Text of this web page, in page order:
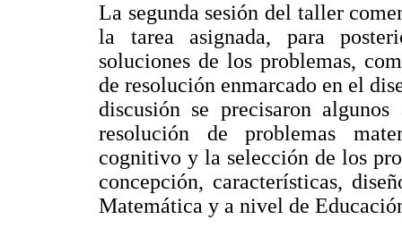
La segunda sesión del taller
la tarea asignada, para
soluciones de los problemas,
de resolución enmarcado en el
discusión se precisaron
resolución de problemas
cognitivo y la selección de los
concepción, características,
Matemática y a nivel de